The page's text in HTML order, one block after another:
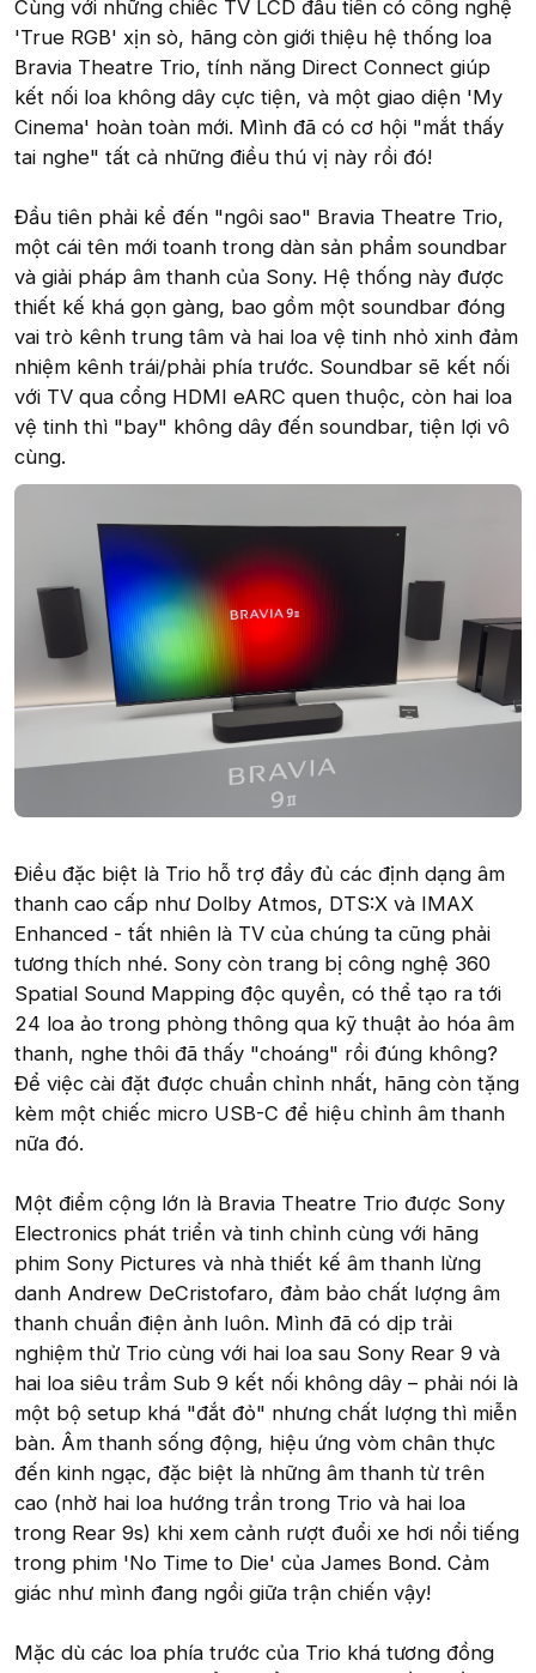
Cùng với những chiếc TV LCD đầu tiên có công nghệ
'True RGB' xịn sò, hãng còn giới thiệu hệ thống loa
Bravia Theatre Trio, tính năng Direct Connect giúp
kết nối loa không dây cực tiện, và một giao diện 'My
Cinema' hoàn toàn mới. Mình đã có cơ hội "mắt thấy
tai nghe" tất cả những điều thú vị này rồi đó!
Đầu tiên phải kể đến "ngôi sao" Bravia Theatre Trio,
một cái tên mới toanh trong dàn sản phẩm soundbar
và giải pháp âm thanh của Sony. Hệ thống này được
thiết kế khá gọn gàng, bao gồm một soundbar đóng
vai trò kênh trung tâm và hai loa vệ tinh nhỏ xinh đảm
nhiệm kênh trái/phải phía trước. Soundbar sẽ kết nối
với TV qua cổng HDMI eARC quen thuộc, còn hai loa
vệ tinh thì "bay" không dây đến soundbar, tiện lợi vô
cùng.
Điều đặc biệt là Trio hỗ trợ đầy đủ các định dạng âm
thanh cao cấp như Dolby Atmos, DTS:X và IMAX
Enhanced - tất nhiên là TV của chúng ta cũng phải
tương thích nhé. Sony còn trang bị công nghệ 360
Spatial Sound Mapping độc quyền, có thể tạo ra tới
24 loa ảo trong phòng thông qua kỹ thuật ảo hóa âm
thanh, nghe thôi đã thấy "choáng" rồi đúng không?
Để việc cài đặt được chuẩn chỉnh nhất, hãng còn tặng
kèm một chiếc micro USB-C để hiệu chỉnh âm thanh
nữa đó.
Một điểm cộng lớn là Bravia Theatre Trio được Sony
Electronics phát triển và tinh chỉnh cùng với hãng
phim Sony Pictures và nhà thiết kế âm thanh lừng
danh Andrew DeCristofaro, đảm bảo chất lượng âm
thanh chuẩn điện ảnh luôn. Mình đã có dịp trải
nghiệm thử Trio cùng với hai loa sau Sony Rear 9 và
hai loa siêu trầm Sub 9 kết nối không dây – phải nói là
một bộ setup khá "đắt đỏ" nhưng chất lượng thì miễn
bàn. Âm thanh sống động, hiệu ứng vòm chân thực
đến kinh ngạc, đặc biệt là những âm thanh từ trên
cao (nhờ hai loa hướng trần trong Trio và hai loa
trong Rear 9s) khi xem cảnh rượt đuổi xe hơi nổi tiếng
trong phim 'No Time to Die' của James Bond. Cảm
giác như mình đang ngồi giữa trận chiến vậy!
Mặc dù các loa phía trước của Trio khá tương đồng